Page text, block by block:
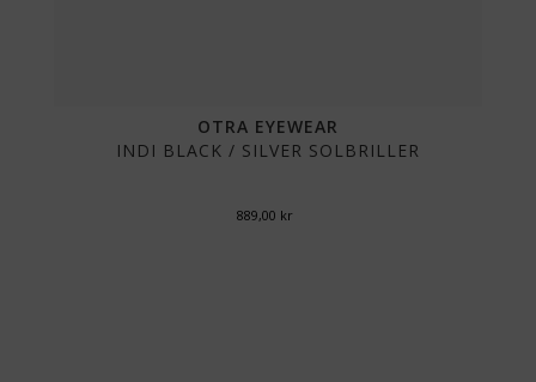
OTRA EYEWEAR
INDI BLACK / SILVER SOLBRILLER
889,00 kr